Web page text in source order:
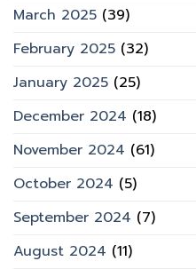
March 2025 (39)
February 2025 (32)
January 2025 (25)
December 2024 (18)
November 2024 (61)
October 2024 (5)
September 2024 (7)
August 2024 (11)